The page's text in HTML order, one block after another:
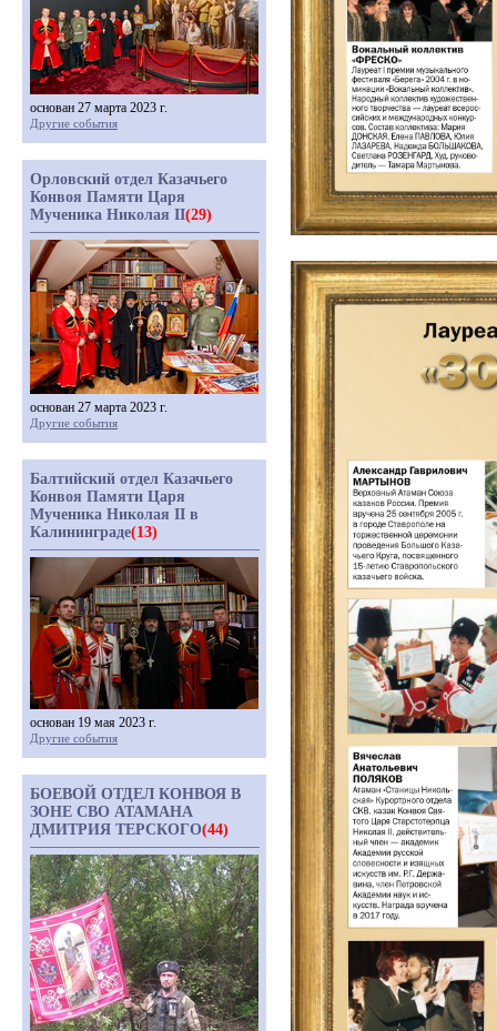
основан 27 марта 2023 г.
Другие события
Орловский отдел Казачьего
Конвоя Памяти Царя
Мученика Николая II(29)
основан 27 марта 2023 г.
Другие события
Балтийский отдел Казачьего
Конвоя Памяти Царя
Мученика Николая II в
Калининграде(13)
основан 19 мая 2023 г.
Другие события
БОЕВОЙ ОТДЕЛ КОНВОЯ В
ЗОНЕ СВО АТАМАНА
ДМИТРИЯ ТЕРСКОГО(44)